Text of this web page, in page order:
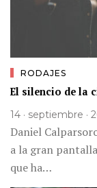
RODAJES
El silencio de la
14 · septiembre ·
Daniel
a la gran
que ha…